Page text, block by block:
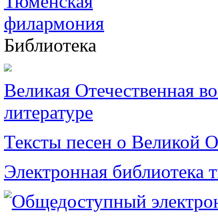
Библиотека
Великая Отечественная
литературе
Тексты песен о Великой
Электронная библиотека